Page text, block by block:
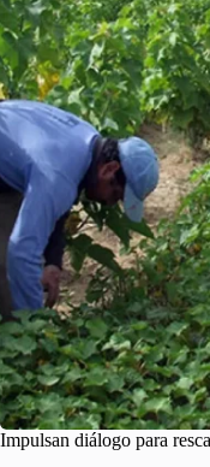
Impulsan diálogo para